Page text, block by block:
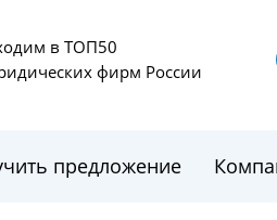
в ТОП50
фирм России
предложение